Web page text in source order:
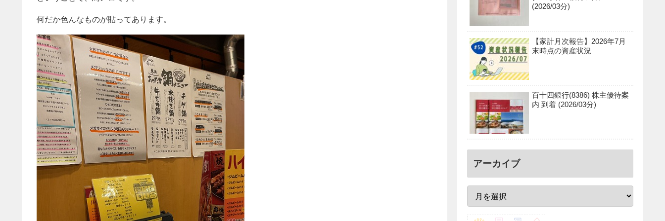
何だか色んなものが貼ってあります。
(2026/03分)
【家計月次報告】2026年7月
末時点の資産状況
百十四銀行(8386) 株主優待案
内 到着 (2026/03分)
アーカイブ